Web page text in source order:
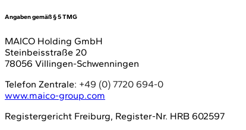
Angaben gemäß § 5 TMG
MAICO Holding GmbH
Steinbeisstraße 20
78056 Villingen-Schwenningen
Telefon Zentrale: +49 (0) 7720 694-0
www.maico-group.com
Registergericht Freiburg, Register-Nr. HRB 602597